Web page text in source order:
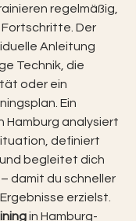
regelmäßig,
Der
Anleitung
Technik, die
oder ein
Ein
Hamburg analysiert
definiert
begleitet dich
damit du schneller
erzielst.
in Hamburg-